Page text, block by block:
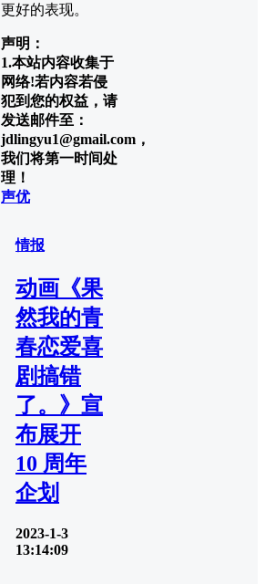
更好的表现。
声明：
1.本站内容收集于
网络!若内容若侵
犯到您的权益，请
发送邮件至：
jdlingyu1@gmail.com，
我们将第一时间处
理！
声优
情报
动画《果
然我的青
春恋爱喜
剧搞错
了。》宣
布展开
10 周年
企划
2023-1-3
13:14:09